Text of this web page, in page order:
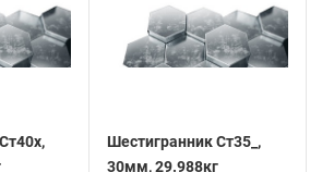
Шестигранник Ст35_,
30мм, 29.988кг